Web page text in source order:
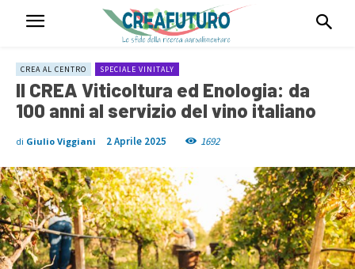
CREA AL CENTRO SPECIALE VINITALY
Il CREA Viticoltura ed Enologia: da
100 anni al servizio del vino italiano
di Giulio Viggiani 2 Aprile 2025 1692